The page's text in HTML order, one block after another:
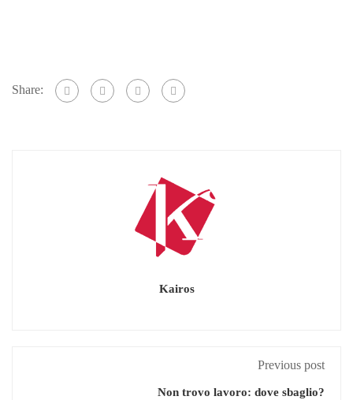
Share:
Kairos
Previous post
Non trovo lavoro: dove sbaglio?